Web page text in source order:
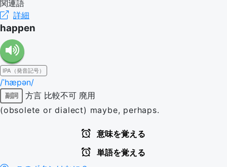
関連語
詳細
happen
IPA（発音記号）
/ˈhæpən/
副詞 方言 比較不可 廃用
(obsolete or dialect) maybe, perhaps.
意味を覚える
単語を覚える